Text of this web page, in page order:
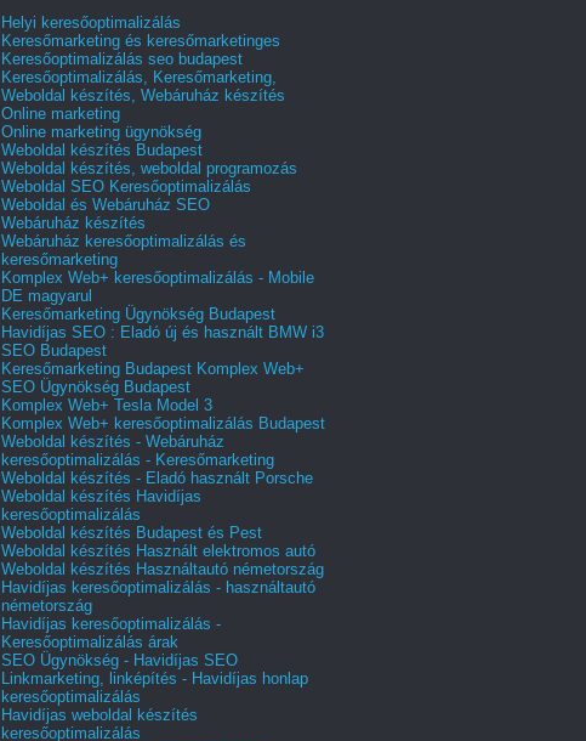
Helyi keresőoptimalizálás
Keresőmarketing és keresőmarketinges
Keresőoptimalizálás seo budapest
Keresőoptimalizálás, Keresőmarketing,
Weboldal készítés, Webáruház készítés
Online marketing
Online marketing ügynökség
Weboldal készítés Budapest
Weboldal készítés, weboldal programozás
Weboldal SEO Keresőoptimalizálás
Weboldal és Webáruház SEO
Webáruház készítés
Webáruház keresőoptimalizálás és
keresőmarketing
Komplex Web+ keresőoptimalizálás - Mobile
DE magyarul
Keresőmarketing Ügynökség Budapest
Havidíjas SEO : Eladó új és használt BMW i3
SEO Budapest
Keresőmarketing Budapest Komplex Web+
SEO Ügynökség Budapest
Komplex Web+ Tesla Model 3
Komplex Web+ keresőoptimalizálás Budapest
Weboldal készítés - Webáruház
keresőoptimalizálás - Keresőmarketing
Weboldal készítés - Eladó használt Porsche
Weboldal készítés Havidíjas
keresőoptimalizálás
Weboldal készítés Budapest és Pest
Weboldal készítés Használt elektromos autó
Weboldal készítés Használtautó németország
Havidíjas keresőoptimalizálás - használtautó
németország
Havidíjas keresőoptimalizálás -
Keresőoptimalizálás árak
SEO Ügynökség - Havidíjas SEO
Linkmarketing, linképítés - Havidíjas honlap
keresőoptimalizálás
Havidíjas weboldal készítés
keresőoptimalizálás